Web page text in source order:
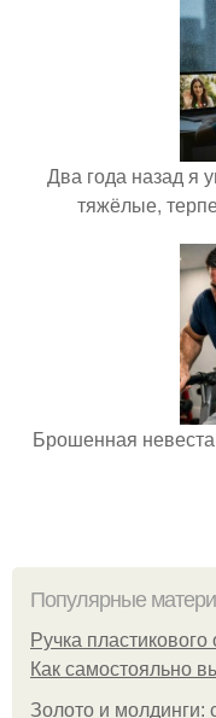
Два года назад я
тяжёлые,
Брошенная
Популярные
Ручка
Как самостояльно
Золото и молдинги: